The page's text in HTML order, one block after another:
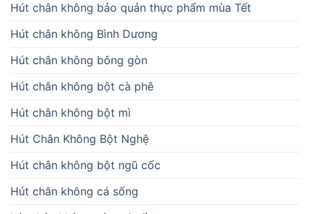
Hút chân không bảo quản thực phẩm mùa Tết
Hút chân không Bình Dương
Hút chân không bông gòn
Hút chân không bột cà phê
Hút chân không bột mì
Hút Chân Không Bột Nghệ
Hút chân không bột ngũ cốc
Hút chân không cá sống